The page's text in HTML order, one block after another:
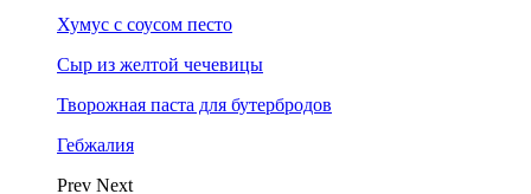
Хумус с соусом песто
Сыр из желтой чечевицы
Творожная паста для бутербродов
Гебжалия
Prev Next